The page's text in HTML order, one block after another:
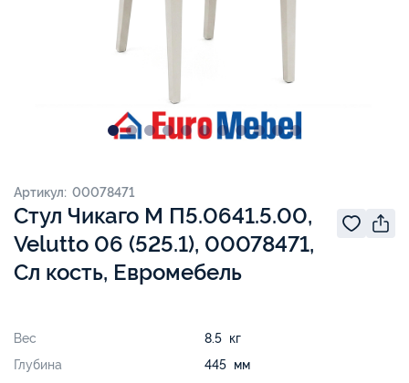
Стул Чикаго М П5.0641.5.00,
Velutto 06 (525.1), 00078471,
Сл кость, Евромебель
Артикул: 00078471
Вес
8.5 кг
Глубина
445 мм